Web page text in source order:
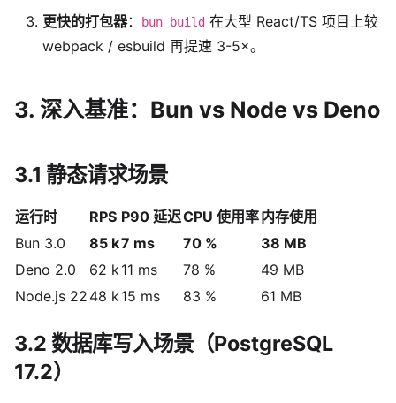
更快的打包器： bun build 在大型 React/TS 项目上较
webpack / esbuild 再提速 3-5×。
3. 深入基准：Bun vs Node vs Deno
3.1 静态请求场景
运行时 RPS P90 延迟CPU 使用率内存使用
Bun 3.0
85 k7 ms 70 %
38 MB
Deno 2.0
62 k 11 ms 78 %
49 MB
Node.js 22 48 k 15 ms 83 % 61 MB
3.2 数据库写入场景（PostgreSQL
17.2）